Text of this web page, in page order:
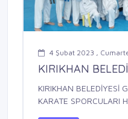
4 Şubat 2023 ,
KIRIKHAN
KIRIKHAN BELEDİYESİ
KARATE SPORCULARI